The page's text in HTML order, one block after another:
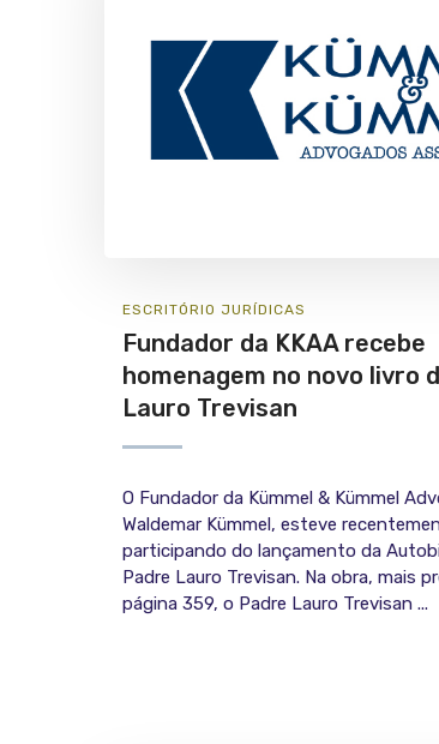
ESCRITÓRIO JURÍ­DICAS
Fundador da KKAA recebe
homenagem no novo livro
Lauro Trevisan
O Fundador da Kümmel & Kümmel
Waldemar Kümmel, esteve
participando do lançamento da
Padre Lauro Trevisan. Na obra, mais
página 359, o Padre Lauro Trevisan ...